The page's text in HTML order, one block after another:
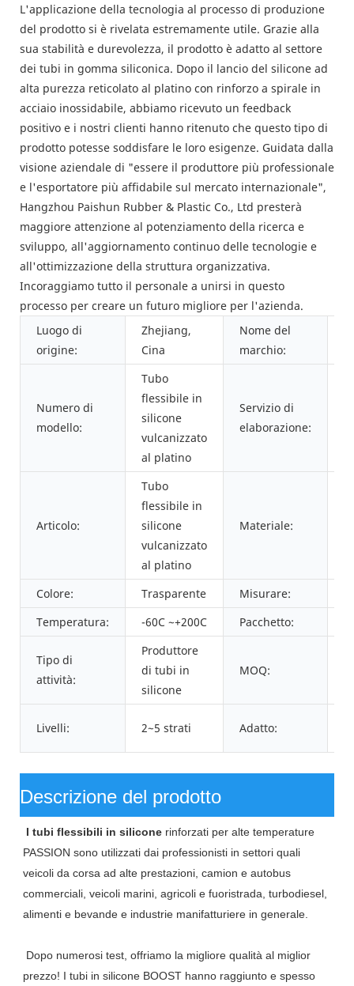
L'applicazione della tecnologia al processo di produzione
del prodotto si è rivelata estremamente utile. Grazie alla
sua stabilità e durevolezza, il prodotto è adatto al settore
dei tubi in gomma siliconica. Dopo il lancio del silicone ad
alta purezza reticolato al platino con rinforzo a spirale in
acciaio inossidabile, abbiamo ricevuto un feedback
positivo e i nostri clienti hanno ritenuto che questo tipo di
prodotto potesse soddisfare le loro esigenze. Guidata dalla
visione aziendale di "essere il produttore più professionale
e l'esportatore più affidabile sul mercato internazionale",
Hangzhou Paishun Rubber & Plastic Co., Ltd presterà
maggiore attenzione al potenziamento della ricerca e
sviluppo, all'aggiornamento continuo delle tecnologie e
all'ottimizzazione della struttura organizzativa.
Incoraggiamo tutto il personale a unirsi in questo
processo per creare un futuro migliore per l'azienda.
Luogo di
origine:
Zhejiang,
Cina
Nome del
marchio:
Numero di
modello:
Tubo
flessibile in
silicone
vulcanizzato
al platino
Servizio di
elaborazione:
Articolo:
Tubo
flessibile in
silicone
vulcanizzato
al platino
Materiale:
Colore: Trasparente Misurare:
Temperatura:
-60C ~+200C Pacchetto:
Tipo di
attività:
Produttore
di tubi in
silicone
MOQ:
Livelli: 2~5 strati Adatto:
Descrizione del prodotto
I tubi flessibili in silicone rinforzati per alte temperature
PASSION sono utilizzati dai professionisti in settori quali
veicoli da corsa ad alte prestazioni, camion e autobus
commerciali, veicoli marini, agricoli e fuoristrada, turbodiesel,
alimenti e bevande e industrie manifatturiere in generale.
Dopo numerosi test, offriamo la migliore qualità al miglior
prezzo! I tubi in silicone BOOST hanno raggiunto e spesso